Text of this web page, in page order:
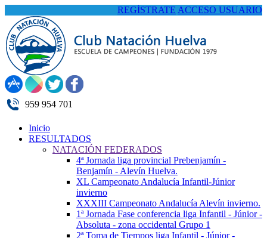
REGÍSTRATE ACCESO USUARIO
959 954 701
Inicio
RESULTADOS
NATACIÓN FEDERADOS
4ª Jornada liga provincial Prebenjamín -
Benjamín - Alevín Huelva.
XL Campeonato Andalucía Infantil-Júnior
invierno
XXXIII Campeonato Andalucía Alevín invierno.
1ª Jornada Fase conferencia liga Infantil - Júnior -
Absoluta - zona occidental Grupo 1
2ª Toma de Tiempos liga Infantil - Júnior -